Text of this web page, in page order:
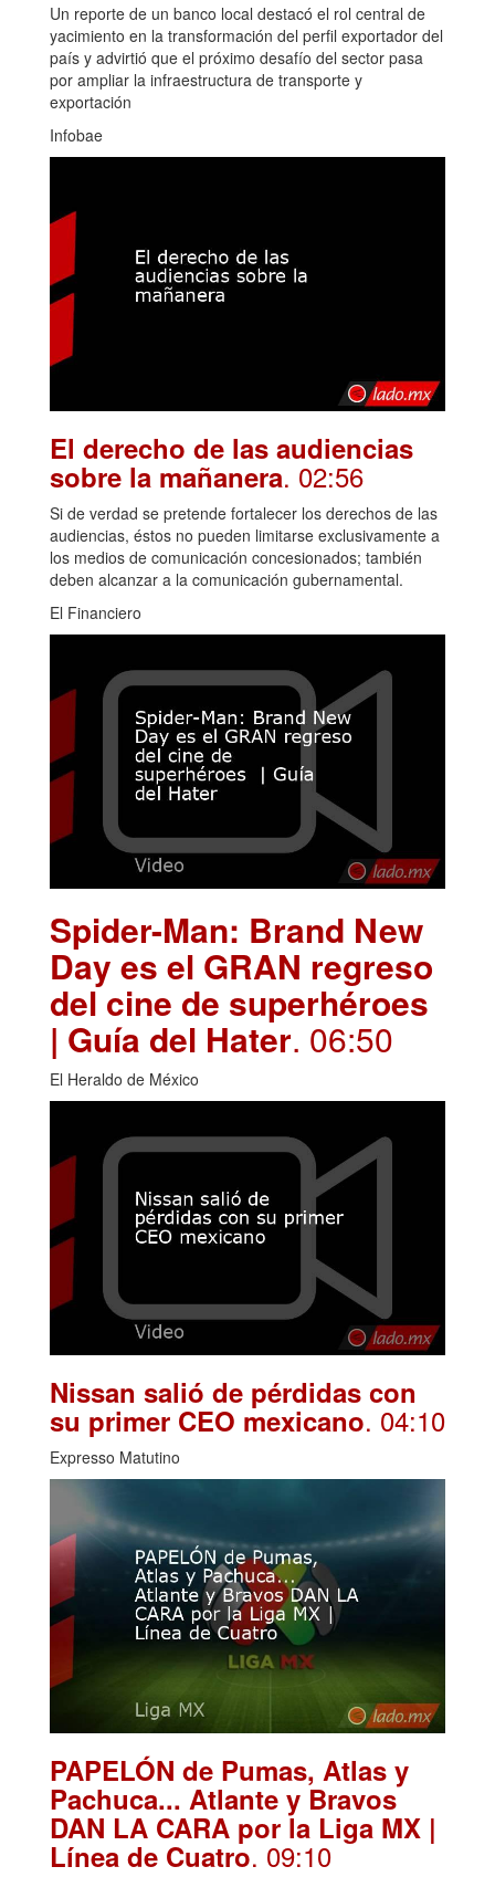
Un reporte de un banco local destacó el rol central de
yacimiento en la transformación del perfil exportador del
país y advirtió que el próximo desafío del sector pasa
por ampliar la infraestructura de transporte y
exportación
Infobae
El derecho de las audiencias
sobre la mañanera. 02:56
Si de verdad se pretende fortalecer los derechos de las
audiencias, éstos no pueden limitarse exclusivamente a
los medios de comunicación concesionados; también
deben alcanzar a la comunicación gubernamental.
El Financiero
Spider-Man: Brand New
Day es el GRAN regreso
del cine de superhéroes
| Guía del Hater. 06:50
El Heraldo de México
Nissan salió de pérdidas con
su primer CEO mexicano. 04:10
Expresso Matutino
PAPELÓN de Pumas, Atlas y
Pachuca... Atlante y Bravos
DAN LA CARA por la Liga MX |
Línea de Cuatro. 09:10